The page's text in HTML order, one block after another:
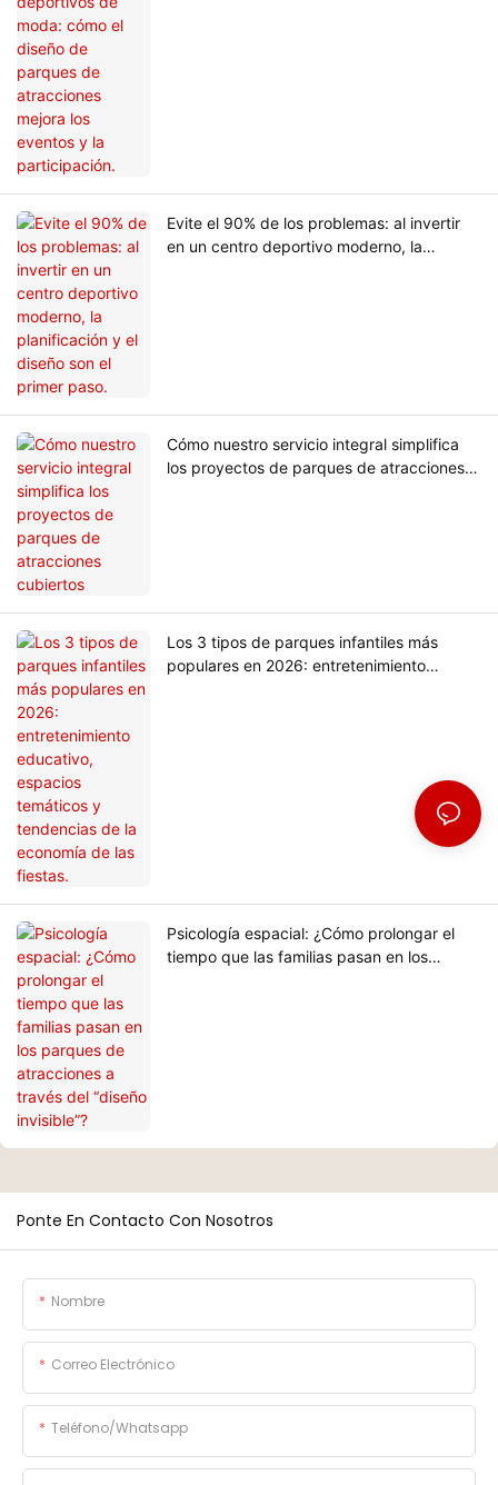
Evite el 90% de los problemas: al invertir
en un centro deportivo moderno, la
Cómo nuestro servicio integral simplifica
los proyectos de parques de atracciones
Los 3 tipos de parques infantiles más
populares en 2026: entretenimiento
Psicología espacial: ¿Cómo prolongar el
tiempo que las familias pasan en los
Ponte En Contacto Con Nosotros
Nombre
Correo Electrónico
Teléfono/whatsapp